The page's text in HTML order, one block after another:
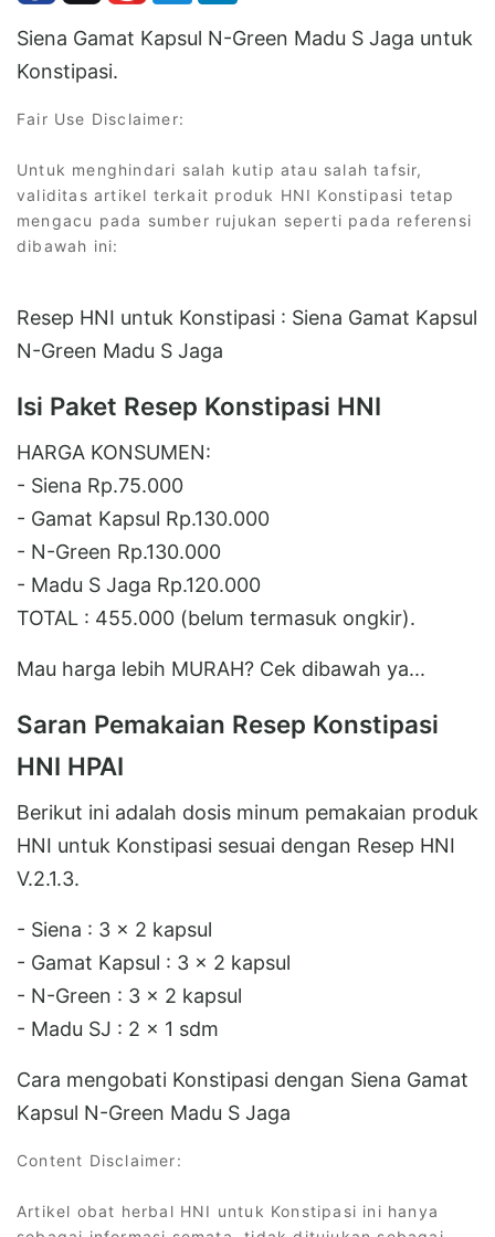
Siena Gamat Kapsul N-Green Madu S Jaga untuk
Konstipasi.
Fair Use Disclaimer:
Untuk menghindari salah kutip atau salah tafsir,
validitas artikel terkait produk HNI Konstipasi tetap
mengacu pada sumber rujukan seperti pada referensi
dibawah ini:
Resep HNI untuk Konstipasi : Siena Gamat Kapsul
N-Green Madu S Jaga
Isi Paket Resep Konstipasi HNI
HARGA KONSUMEN:
- Siena Rp.75.000
- Gamat Kapsul Rp.130.000
- N-Green Rp.130.000
- Madu S Jaga Rp.120.000
TOTAL : 455.000 (belum termasuk ongkir).
Mau harga lebih MURAH? Cek dibawah ya...
Saran Pemakaian Resep Konstipasi
HNI HPAI
Berikut ini adalah dosis minum pemakaian produk
HNI untuk Konstipasi sesuai dengan Resep HNI
V.2.1.3.
- Siena : 3 x 2 kapsul
- Gamat Kapsul : 3 x 2 kapsul
- N-Green : 3 x 2 kapsul
- Madu SJ : 2 x 1 sdm
Cara mengobati Konstipasi dengan Siena Gamat
Kapsul N-Green Madu S Jaga
Content Disclaimer:
Artikel obat herbal HNI untuk Konstipasi ini hanya